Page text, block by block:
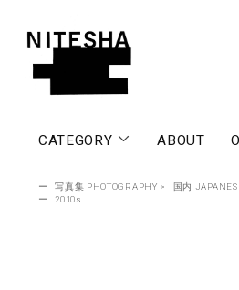
CATEGORY ABOUT
ー 写真集 PHOTOGRAPHY >
国内
ー
2010s